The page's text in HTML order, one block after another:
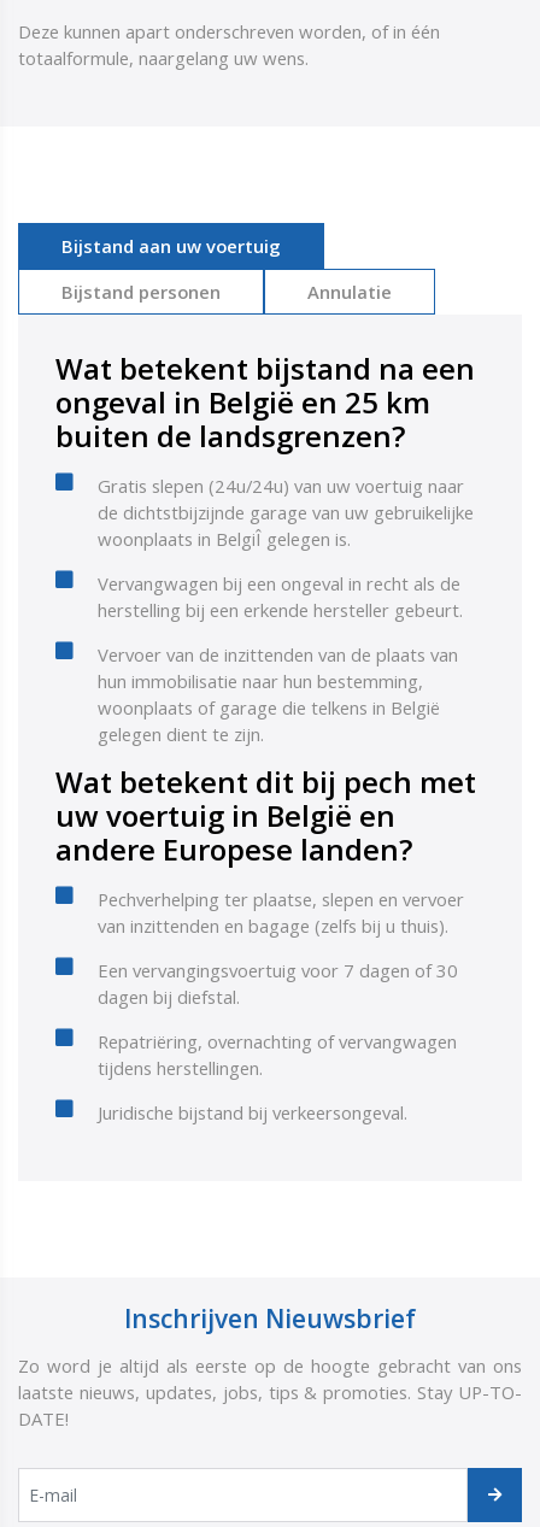
Deze kunnen apart onderschreven worden, of in één
totaalformule, naargelang uw wens.
Bijstand aan uw voertuig
Bijstand personen
Annulatie
Wat betekent bijstand na een
ongeval in België en 25 km
buiten de landsgrenzen?
Gratis slepen (24u/24u) van uw voertuig naar
de dichtstbijzijnde garage van uw gebruikelijke
woonplaats in BelgiÎ gelegen is.
Vervangwagen bij een ongeval in recht als de
herstelling bij een erkende hersteller gebeurt.
Vervoer van de inzittenden van de plaats van
hun immobilisatie naar hun bestemming,
woonplaats of garage die telkens in België
gelegen dient te zijn.
Wat betekent dit bij pech met
uw voertuig in België en
andere Europese landen?
Pechverhelping ter plaatse, slepen en vervoer
van inzittenden en bagage (zelfs bij u thuis).
Een vervangingsvoertuig voor 7 dagen of 30
dagen bij diefstal.
Repatriëring, overnachting of vervangwagen
tijdens herstellingen.
Juridische bijstand bij verkeersongeval.
Inschrijven Nieuwsbrief
Zo word je altijd als eerste op de hoogte gebracht van ons
laatste nieuws, updates, jobs, tips & promoties. Stay UP-TO-
DATE!